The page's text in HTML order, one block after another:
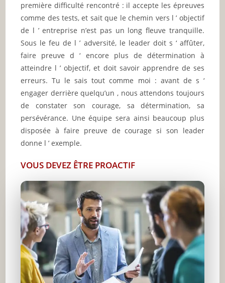
première difficulté rencontré : il accepte les épreuves
comme des tests, et sait que le chemin vers l ’ objectif
de l ’ entreprise n’est pas un long fleuve tranquille.
Sous le feu de l ’ adversité, le leader doit s ‘ affûter,
faire preuve d ‘ encore plus de détermination à
atteindre l ’ objectif, et doit savoir apprendre de ses
erreurs.Tu le sais tout comme moi : avant de s ‘
engager derrière quelqu’un , nous attendons toujours
de constater son courage, sa détermination, sa
persévérance. Une équipe sera ainsi beaucoup plus
disposée à faire preuve de courage si son leader
donne l ’ exemple.
VOUS DEVEZ ÊTRE PROACTIF